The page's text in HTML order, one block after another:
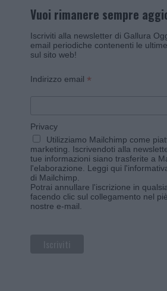
Vuoi rimanere sempre
Iscriviti alla newsletter di Gallura
email periodiche contenenti le
sul sito web!
Indirizzo email *
Privacy
Utilizziamo Mailchimp come
marketing. Iscrivendoti alla
tue informazioni siano trasferite a
l'elaborazione. Leggi qui
di Mailchimp
Potrai annullare l'iscrizione in
facendo clic sul collegamento nel
nostre e-mail.